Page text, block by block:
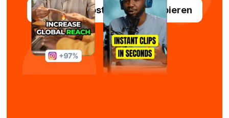
Submagic kostenlos ausprobieren